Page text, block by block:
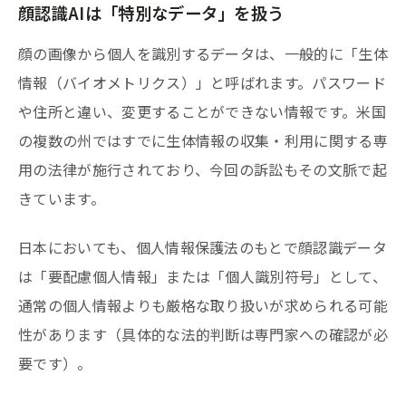
顔認識AIは「特別なデータ」を扱う
顔の画像から個人を識別するデータは、一般的に「生体
情報（バイオメトリクス）」と呼ばれます。パスワード
や住所と違い、変更することができない情報です。米国
の複数の州ではすでに生体情報の収集・利用に関する専
用の法律が施行されており、今回の訴訟もその文脈で起
きています。
日本においても、個人情報保護法のもとで顔認識データ
は「要配慮個人情報」または「個人識別符号」として、
通常の個人情報よりも厳格な取り扱いが求められる可能
性があります（具体的な法的判断は専門家への確認が必
要です）。